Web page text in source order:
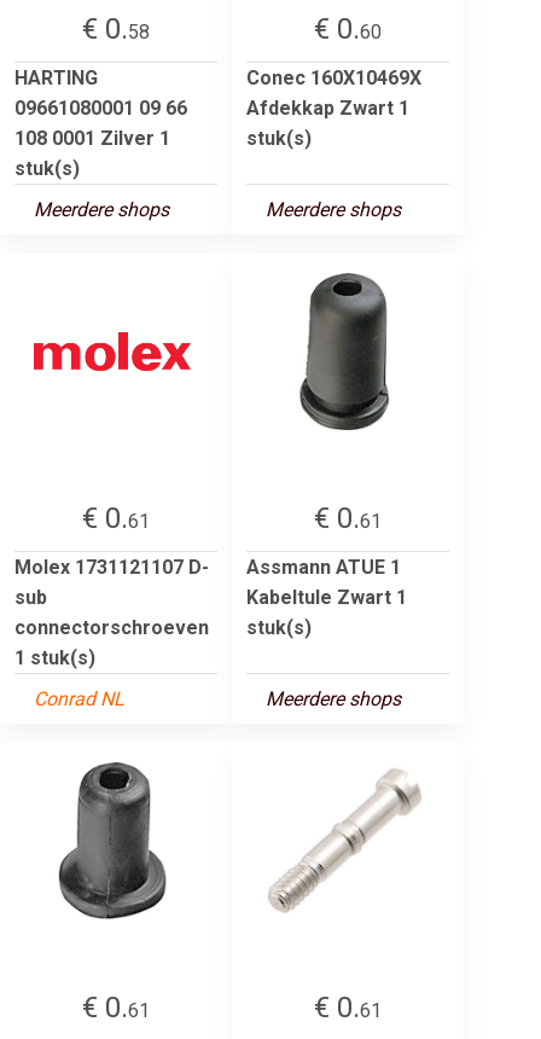
€ 0.58
HARTING
09661080001 09 66
108 0001 Zilver 1
stuk(s)
Meerdere shops
€ 0.60
Conec 160X10469X
Afdekkap Zwart 1
stuk(s)
Meerdere shops
€ 0.61
Molex 1731121107 D-
sub
connectorschroeven
1 stuk(s)
Conrad NL
€ 0.61
Assmann ATUE 1
Kabeltule Zwart 1
stuk(s)
Meerdere shops
€ 0.61
€ 0.61